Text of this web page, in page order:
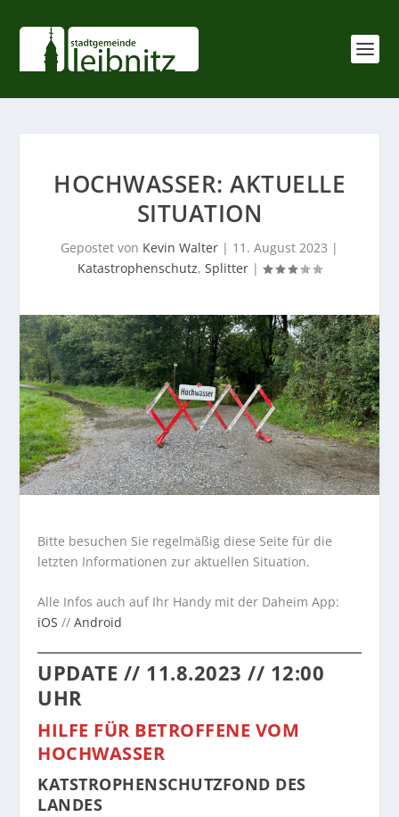
HOCHWASSER: AKTUELLE
SITUATION
Gepostet von Kevin Walter | 11. August 2023 |
Katastrophenschutz, Splitter |
Bitte besuchen Sie regelmäßig diese Seite für die
letzten Informationen zur aktuellen Situation.
Alle Infos auch auf Ihr Handy mit der Daheim App:
iOS //Android
UPDATE // 11.8.2023 // 12:00
UHR
HILFE FÜR BETROFFENE VOM
HOCHWASSER
KATSTROPHENSCHUTZFOND DES
LANDES